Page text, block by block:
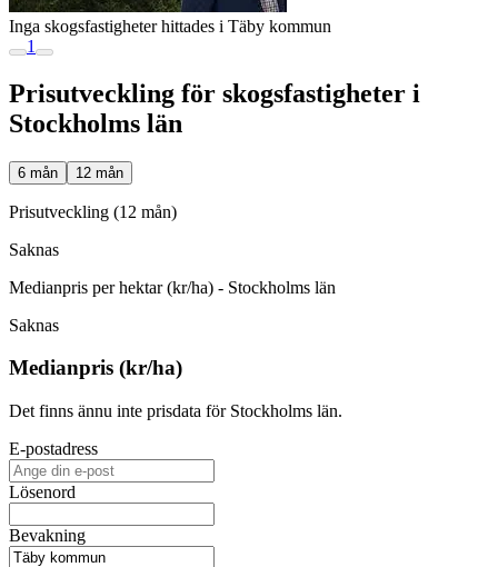
Inga skogsfastigheter hittades i Täby kommun
1
Prisutveckling för skogsfastigheter i
Stockholms län
6 mån 12 mån
Prisutveckling (12 mån)
Saknas
Medianpris per hektar (kr/ha) - Stockholms län
Saknas
Medianpris (kr/ha)
Det finns ännu inte prisdata för Stockholms län.
E-postadress
Lösenord
Bevakning